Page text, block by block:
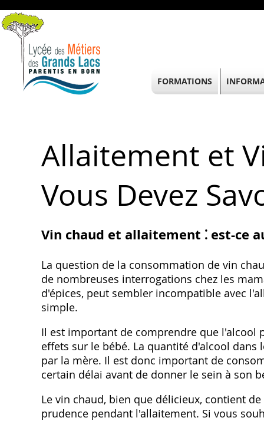
Allaitement et
Vous Devez
Vin chaud et allaitement ⁚ est-ce
La question de la consommation de vin
de nombreuses interrogations chez les
d'épices‚ peut sembler incompatible avec
simple.
Il est important de comprendre que l'alcool
effets sur le bébé. La quantité d'alcool
par la mère. Il est donc important de
certain délai avant de donner le sein à son
Le vin chaud‚ bien que délicieux‚ contient
prudence pendant l'allaitement. Si vous
FORMATIONS